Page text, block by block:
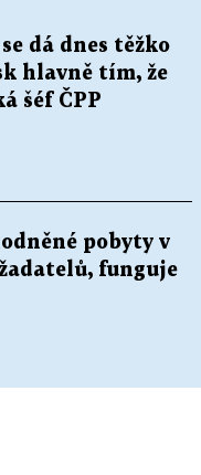
dá dnes těžko
hlavně tím, že
šéf ČPP
pobyty v
funguje